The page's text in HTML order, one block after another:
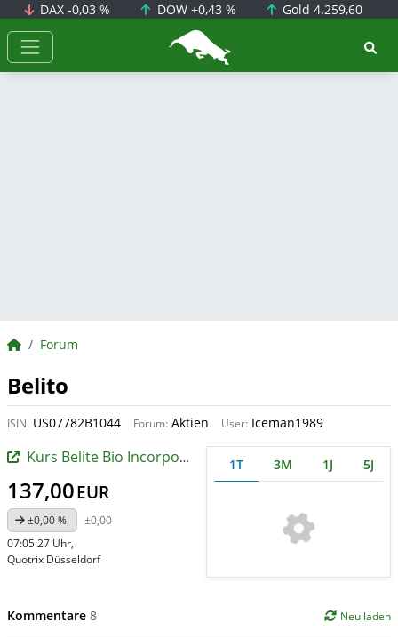
DAX-0,03 % DOW +0,43 % Gold4.259,60
BörsenNEWS.de
BörsenNEWS.de
Forum
Belito
ISIN: US07782B1044 Forum: Aktien User: Iceman1989
Kurs Belite Bio Incorporation
137,00EUR
±0,00 %
±0,00
07:05:27 Uhr,
Quotrix Düsseldorf
1T 3M 1J 5J
Kommentare 8 Neu laden